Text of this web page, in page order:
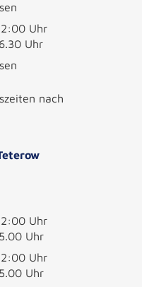
Uhr
Uhr
nach
Uhr
Uhr
Uhr
Uhr